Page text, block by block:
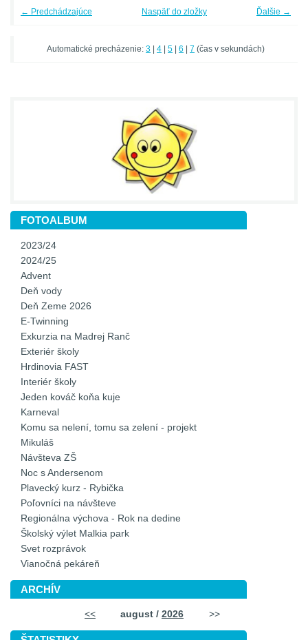
← Predchádzajúce Ďalšie →
Naspäť do zložky
Automatické precházenie: 3 4 5 6 7 (čas v sekundách)
FOTOALBUM
2023/24
2024/25
Advent
Deň vody
Deň Zeme 2026
E-Twinning
Exkurzia na Madrej Ranč
Exteriér školy
Hrdinovia FAST
Interiér školy
Jeden kováč koňa kuje
Karneval
Komu sa nelení, tomu sa zelení - projekt
Mikuláš
Návšteva ZŠ
Noc s Andersenom
Plavecký kurz - Rybička
Poľovníci na návšteve
Regionálna výchova - Rok na dedine
Školský výlet Malkia park
Svet rozprávok
Vianočná pekáreň
ARCHÍV
<< august / 2026 >>